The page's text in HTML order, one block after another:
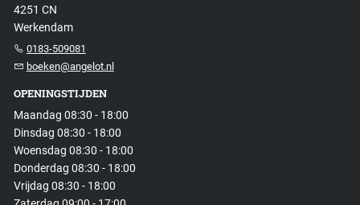
4251 CN
Werkendam
0183-509081
boeken@angelot.nl
OPENINGSTIJDEN
Maandag 08:30 - 18:00
Dinsdag 08:30 - 18:00
Woensdag 08:30 - 18:00
Donderdag 08:30 - 18:00
Vrijdag 08:30 - 18:00